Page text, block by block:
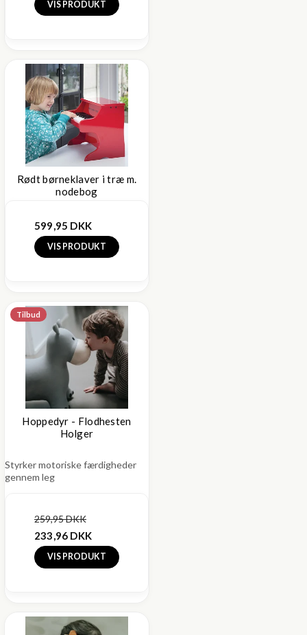
VIS PRODUKT
Rødt børneklaver i træ m.
nodebog
599,95 DKK
VIS PRODUKT
Tilbud
Hoppedyr - Flodhesten
Holger
Styrker motoriske færdigheder
gennem leg
259,95 DKK
233,96 DKK
VIS PRODUKT